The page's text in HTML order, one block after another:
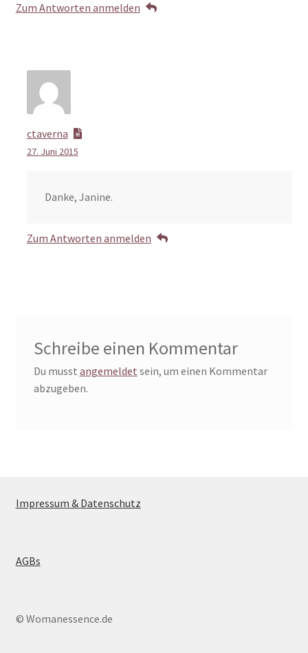
Zum Antworten anmelden
ctaverna
27. Juni 2015
Danke, Janine.
Zum Antworten anmelden
Schreibe einen Kommentar
Du musst angemeldet sein, um einen Kommentar
abzugeben.
Impressum & Datenschutz
AGBs
© Womanessence.de